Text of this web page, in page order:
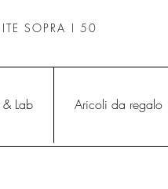
SOPRA I 50
Lab Aricoli da regalo